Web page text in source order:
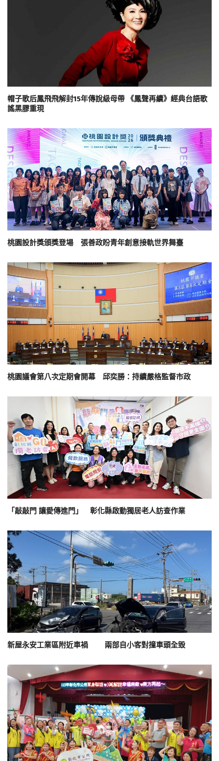
帽子歌后鳳飛飛解封15年傳說級母帶 《鳳聲再續》經典台語歌
謠黑膠重現
桃園設計獎頒獎登場 張善政盼青年創意接軌世界舞臺
桃園議會第八次定期會開幕 邱奕勝：持續嚴格監督市政
「敲敲門 讓愛傳進門」 彰化縣啟動獨居老人訪查作業
新屋永安工業區附近車禍 兩部自小客對撞車頭全毀